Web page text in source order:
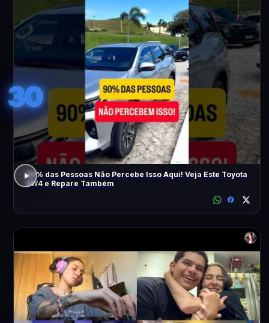
30
90% das Pessoas Não Percebe Isso Aqui! Veja Este Toyota
SW4 e Repare Também